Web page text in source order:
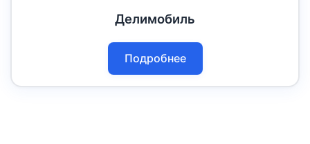
Делимобиль
Подробнее